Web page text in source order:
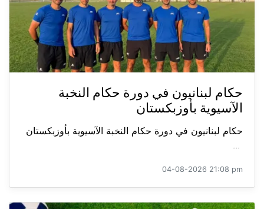
حكام لبنانيون في دورة حكام النخبة
الآسيوية بأوزبكستان
حكام لبنانيون في دورة حكام النخبة الآسيوية بأوزبكستان
...
04-08-2026 21:08 pm